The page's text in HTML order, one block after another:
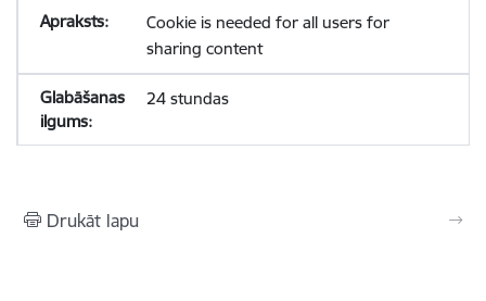
Cookie is needed for all users for
sharing content
24 stundas
Drukāt lapu